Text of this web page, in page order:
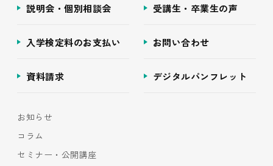
説明会・個別相談会 受講生・卒業生の声
入学検定料のお支払い お問い合わせ
資料請求 デジタルパンフレット
お知らせ
コラム
セミナー・公開講座